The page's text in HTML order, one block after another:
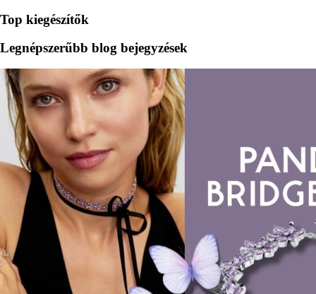
Top kiegészítők
Legnépszerűbb blog bejegyzések